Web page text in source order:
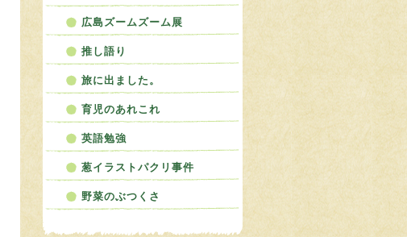
広島ズームズーム展
推し語り
旅に出ました。
育児のあれこれ
英語勉強
葱イラストパクリ事件
野菜のぶつくさ